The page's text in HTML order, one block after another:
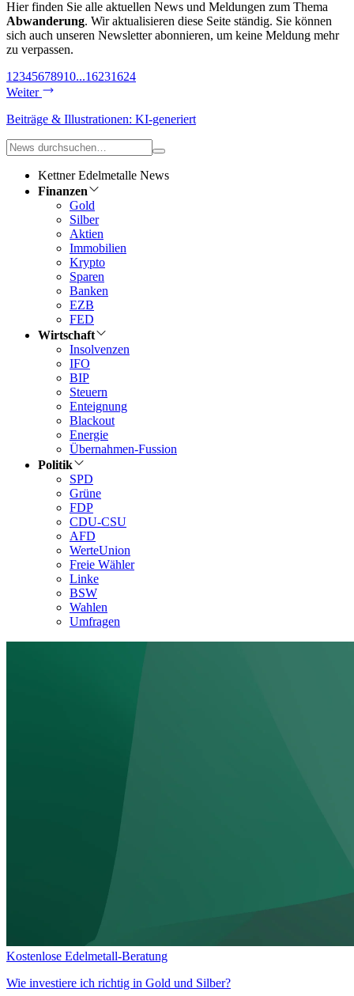
Hier finden Sie alle aktuellen News und Meldungen zum Thema
Abwanderung. Wir aktualisieren diese Seite ständig. Sie können
sich auch unseren Newsletter abonnieren, um keine Meldung mehr
zu verpassen.
1 2345678910...16231624
Weiter
Beiträge & Illustrationen: KI-generiert
Kettner Edelmetalle News
Finanzen
Gold
Silber
Aktien
Immobilien
Krypto
Sparen
Banken
EZB
FED
Wirtschaft
Insolvenzen
IFO
BIP
Steuern
Enteignung
Blackout
Energie
Übernahmen-Fussion
Politik
SPD
Grüne
FDP
CDU-CSU
AFD
WerteUnion
Freie Wähler
Linke
BSW
Wahlen
Umfragen
Kostenlose Edelmetall-Beratung
Wie investiere ich richtig in Gold und Silber?